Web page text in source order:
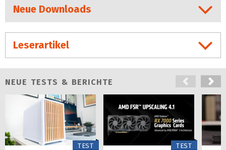
Neue Downloads
Leserartikel
NEUE TESTS & BERICHTE
TEST TEST